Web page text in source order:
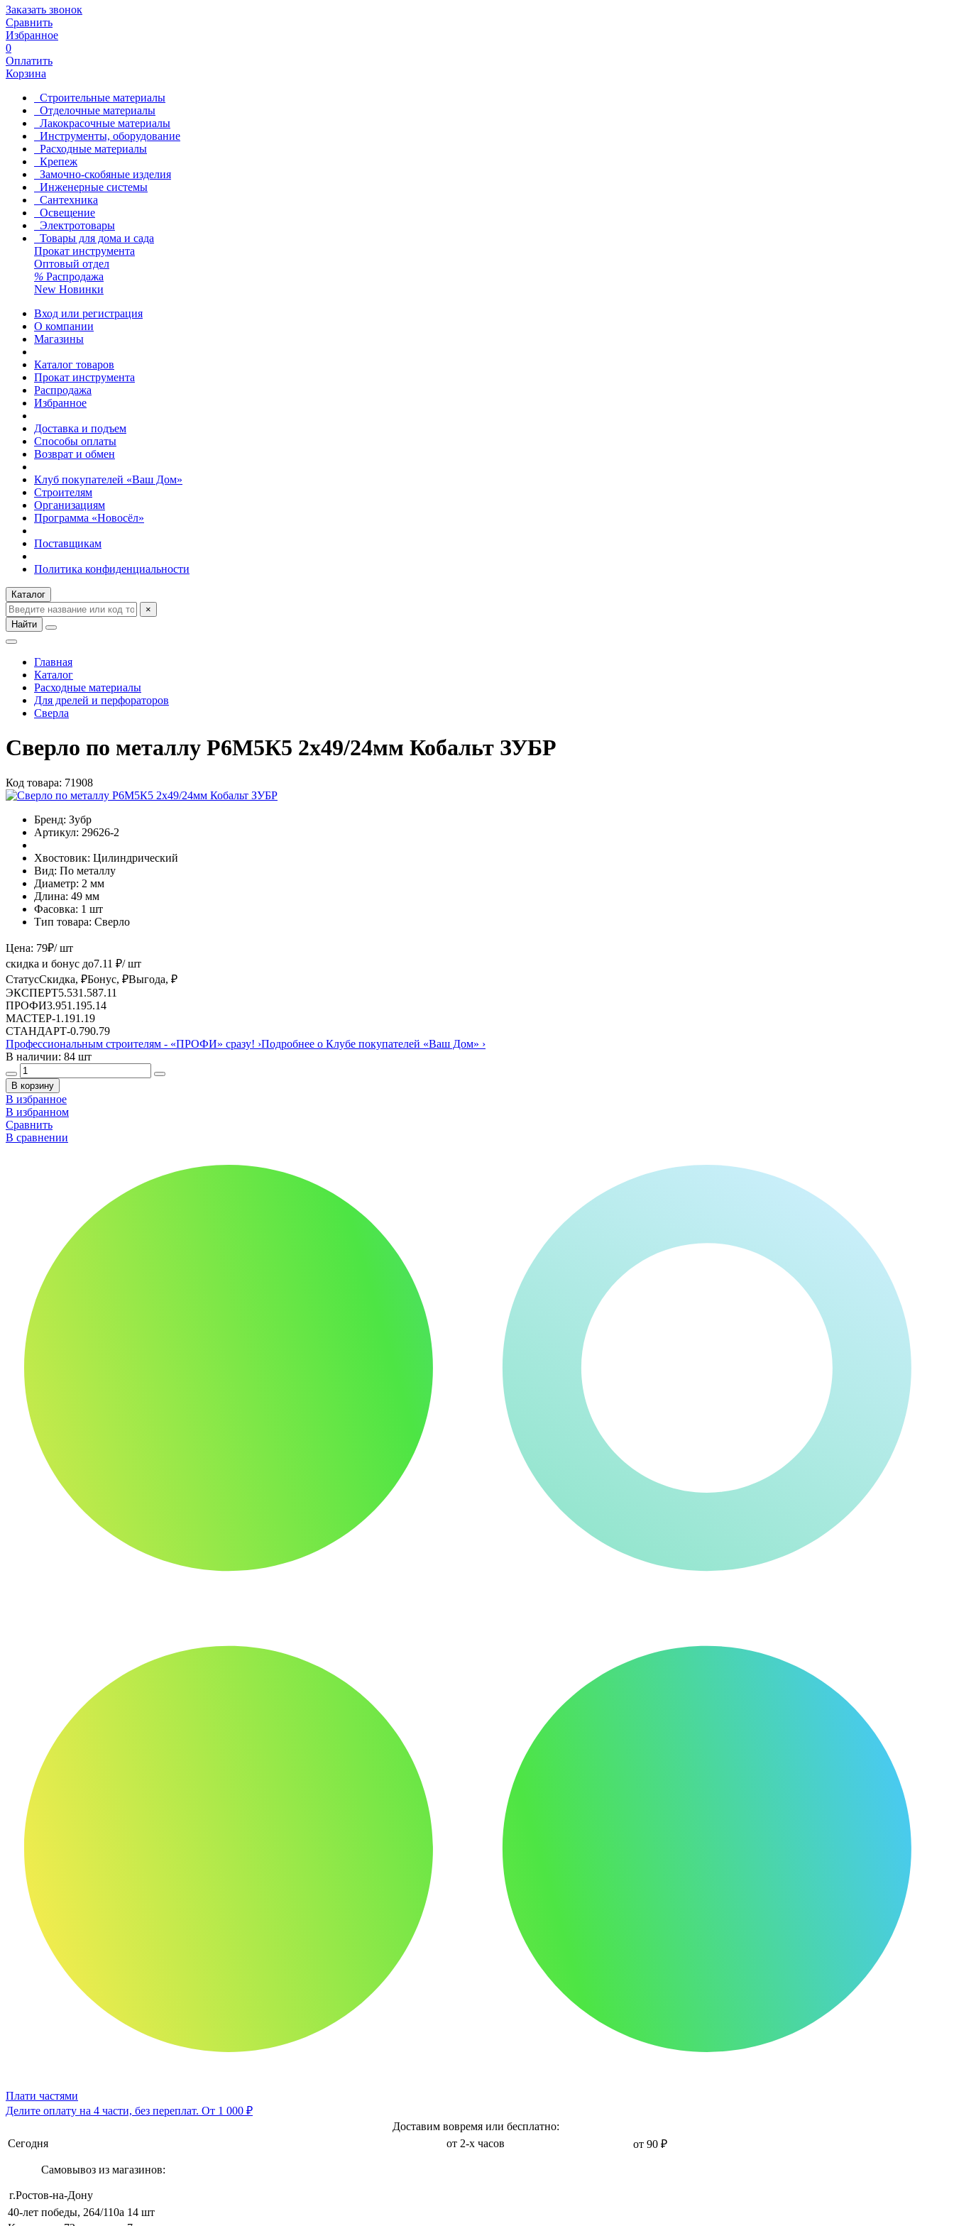
Заказать звонок
Сравнить
Избранное
0
Оплатить
Корзина
Строительные материалы
Отделочные материалы
Лакокрасочные материалы
Инструменты, оборудование
Расходные материалы
Крепеж
Замочно-скобяные изделия
Инженерные системы
Сантехника
Освещение
Электротовары
Товары для дома и сада
Прокат инструмента
Оптовый отдел
% Распродажа
New Новинки
Вход или регистрация
О компании
Магазины
Каталог товаров
Прокат инструмента
Распродажа
Избранное
Доставка и подъем
Способы оплаты
Возврат и обмен
Клуб покупателей «Ваш Дом»
Строителям
Организациям
Программа «Новосёл»
Поставщикам
Политика конфиденциальности
Каталог
×
Найти
Главная
Каталог
Расходные материалы
Для дрелей и перфораторов
Сверла
Сверло по металлу Р6М5К5 2х49/24мм Кобальт ЗУБР
Код товара: 71908
Бренд: Зубр
Артикул: 29626-2
Хвостовик: Цилиндрический
Вид: По металлу
Диаметр: 2 мм
Длина: 49 мм
Фасовка: 1 шт
Тип товара: Сверло
Цена: 79₽/ шт
скидка и бонус до7.11 ₽/ шт
СтатусСкидка, ₽Бонус, ₽Выгода, ₽
ЭКСПЕРТ5.531.587.11
ПРОФИ3.951.195.14
МАСТЕР-1.191.19
СТАНДАРТ-0.790.79
Профессиональным строителям - «ПРОФИ» сразу! ›Подробнее о Клубе покупателей «Ваш Дом» ›
В наличии: 84 шт
В корзину
В избранное
В избранном
Сравнить
В сравнении
Плати частями
Делите оплату на 4 части, без переплат. От 1 000 ₽
Доставим вовремя или бесплатно:
Сегодня
от 2-х часов от 90 ₽
Самовывоз из магазинов:
г.Ростов-на-Дону
40-лет победы, 264/110а 14 шт